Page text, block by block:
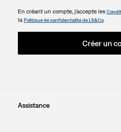
En créant un compte, j’accepte les
la Politique de confidentialité de LS&Co.
Créer un
Assistance